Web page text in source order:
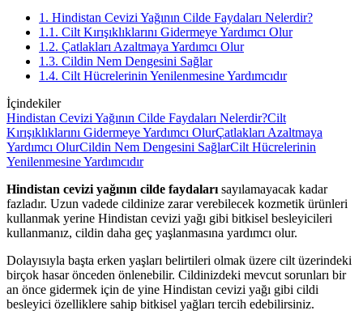
1. Hindistan Cevizi Yağının Cilde Faydaları Nelerdir?
1.1. Cilt Kırışıklıklarını Gidermeye Yardımcı Olur
1.2. Çatlakları Azaltmaya Yardımcı Olur
1.3. Cildin Nem Dengesini Sağlar
1.4. Cilt Hücrelerinin Yenilenmesine Yardımcıdır
İçindekiler
Hindistan Cevizi Yağının Cilde Faydaları Nelerdir?Cilt
Kırışıklıklarını Gidermeye Yardımcı OlurÇatlakları Azaltmaya
Yardımcı OlurCildin Nem Dengesini SağlarCilt Hücrelerinin
Yenilenmesine Yardımcıdır
Hindistan cevizi yağının cilde faydaları sayılamayacak kadar
fazladır. Uzun vadede cildinize zarar verebilecek kozmetik ürünleri
kullanmak yerine Hindistan cevizi yağı gibi bitkisel besleyicileri
kullanmanız, cildin daha geç yaşlanmasına yardımcı olur.
Dolayısıyla başta erken yaşları belirtileri olmak üzere cilt üzerindeki
birçok hasar önceden önlenebilir. Cildinizdeki mevcut sorunları bir
an önce gidermek için de yine Hindistan cevizi yağı gibi cildi
besleyici özelliklere sahip bitkisel yağları tercih edebilirsiniz.